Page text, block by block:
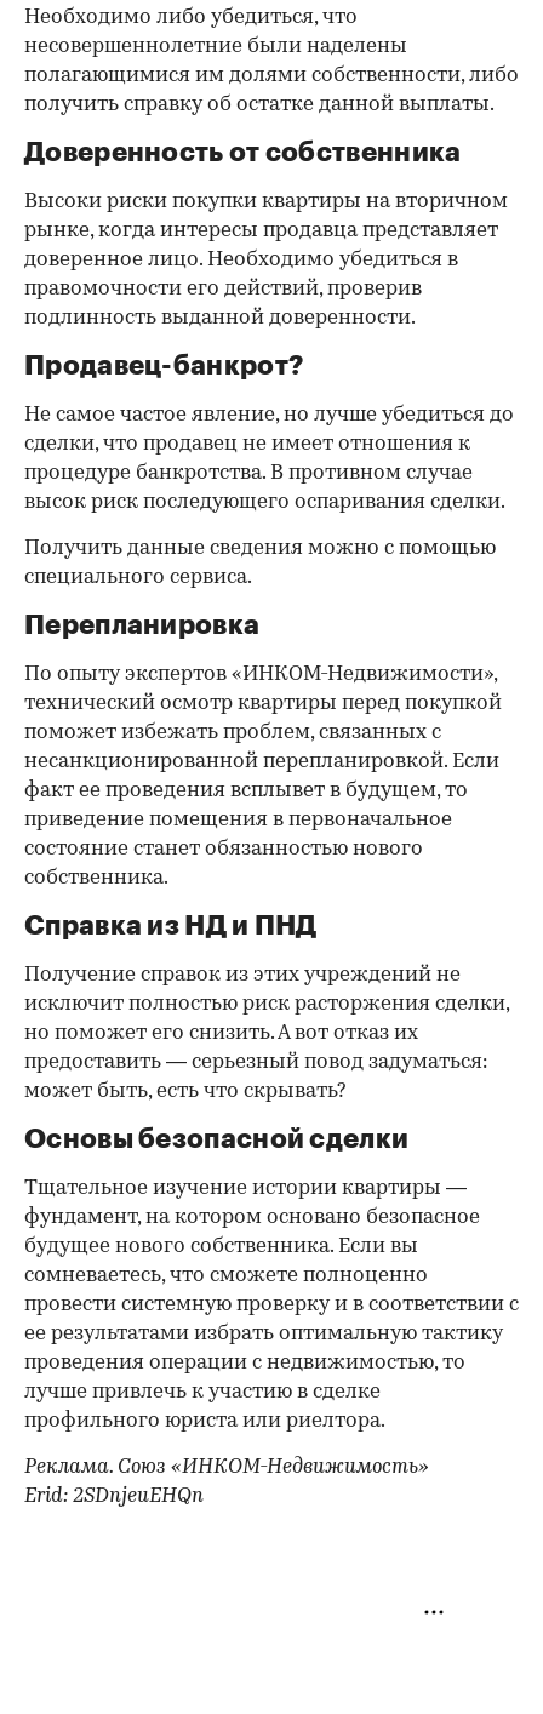
Необходимо либо убедиться, что
несовершеннолетние были наделены
полагающимися им долями собственности, либо
получить справку об остатке данной выплаты.
Доверенность от собственника
Высоки риски покупки квартиры на вторичном
рынке, когда интересы продавца представляет
доверенное лицо. Необходимо убедиться в
правомочности его действий, проверив
подлинность выданной доверенности.
Продавец-банкрот?
Не самое частое явление, но лучше убедиться до
сделки, что продавец не имеет отношения к
процедуре банкротства. В противном случае
высок риск последующего оспаривания сделки.
Получить данные сведения можно с помощью
специального сервиса.
Перепланировка
По опыту экспертов «ИНКОМ-Недвижимости»,
технический осмотр квартиры перед покупкой
поможет избежать проблем, связанных с
несанкционированной перепланировкой. Если
факт ее проведения всплывет в будущем, то
приведение помещения в первоначальное
состояние станет обязанностью нового
собственника.
Справка из НД и ПНД
Получение справок из этих учреждений не
исключит полностью риск расторжения сделки,
но поможет его снизить. А вот отказ их
предоставить — серьезный повод задуматься:
может быть, есть что скрывать?
Основы безопасной сделки
Тщательное изучение истории квартиры —
фундамент, на котором основано безопасное
будущее нового собственника. Если вы
сомневаетесь, что сможете полноценно
провести системную проверку и в соответствии с
ее результатами избрать оптимальную тактику
проведения операции с недвижимостью, то
лучше привлечь к участию в сделке
профильного юриста или риелтора.
Реклама. Союз «ИНКОМ-Недвижимость»
Erid: 2SDnjeuEHQn